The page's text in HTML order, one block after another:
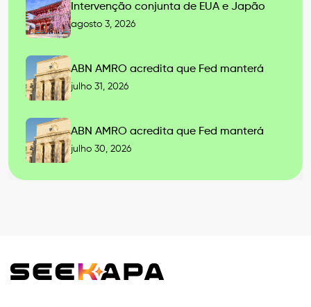
Intervenção conjunta de EUA e Japão
agosto 3, 2026
ABN AMRO acredita que Fed manterá
julho 31, 2026
ABN AMRO acredita que Fed manterá
julho 30, 2026